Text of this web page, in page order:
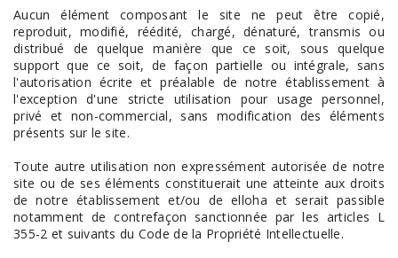
Aucun élément composant le site ne peut être copié,
reproduit, modifié, réédité, chargé, dénaturé, transmis ou
distribué de quelque manière que ce soit, sous quelque
support que ce soit, de façon partielle ou intégrale, sans
l'autorisation écrite et préalable de notre établissement à
l'exception d'une stricte utilisation pour usage personnel,
privé et non-commercial, sans modification des éléments
présents sur le site.
Toute autre utilisation non expressément autorisée de notre
site ou de ses éléments constituerait une atteinte aux droits
de notre établissement et/ou de elloha et serait passible
notamment de contrefaçon sanctionnée par les articles L
355-2 et suivants du Code de la Propriété Intellectuelle.